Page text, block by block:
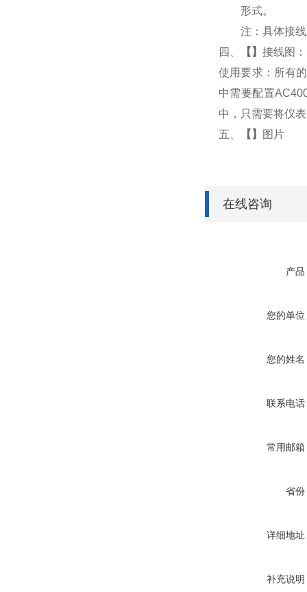
形式。
注：具体接
四、
【 】 接线图
使用要求：所有
中需要配置
中，只需要将仪
五、
【 】 图片
在线咨询
产品
您的单位
您的姓名
联系电话
常用邮箱
省份
详细地址
补充说明